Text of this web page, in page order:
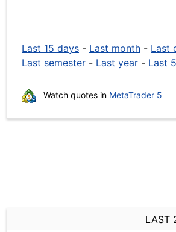
Last 15 days - Last month - Last
Last semester - Last year - Last
Watch quotes in MetaTrader 5
LAST